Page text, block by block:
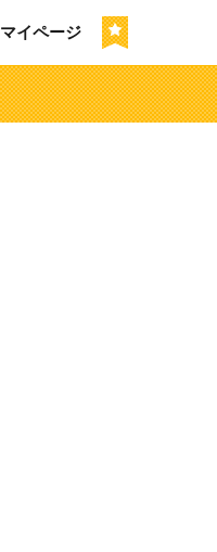
マイページ